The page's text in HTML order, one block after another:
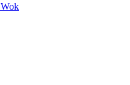
Wok